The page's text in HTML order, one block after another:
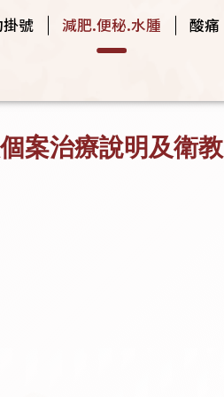
號 減肥.便秘.水腫 酸痛
案治療說明及衛教